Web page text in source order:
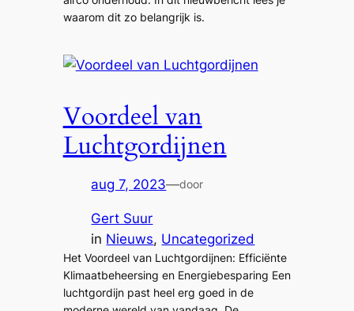
waarom dit zo belangrijk is.
Voordeel van
Luchtgordijnen
aug 7, 2023—door
Gert Suur
in Nieuws, Uncategorized
Het Voordeel van Luchtgordijnen: Efficiënte
Klimaatbeheersing en Energiebesparing Een
luchtgordijn past heel erg goed in de